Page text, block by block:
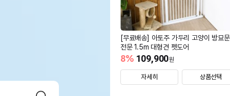
[무료배송] 아토주 가두리 고양이 방묘
전문 1.5m 대형견 펫도어
109,900원
8%
자세히 상품선택